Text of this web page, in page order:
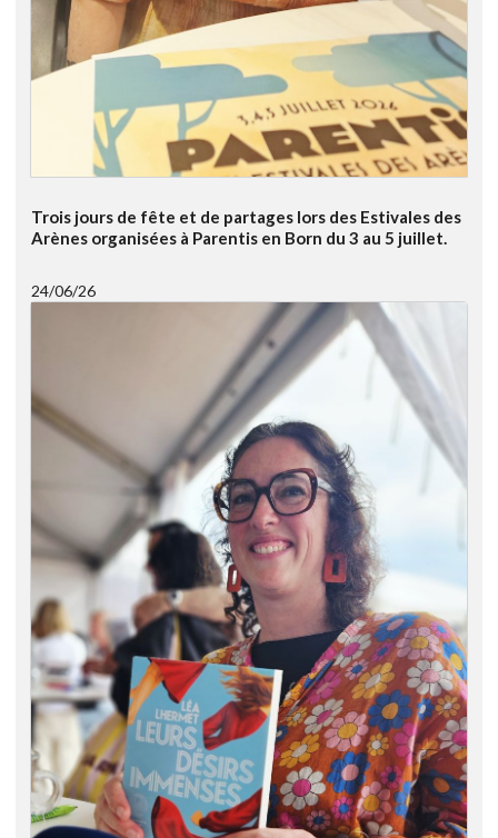
Trois jours de fête et de partages lors des Estivales des
Arènes organisées à Parentis en Born du 3 au 5 juillet.
24/06/26